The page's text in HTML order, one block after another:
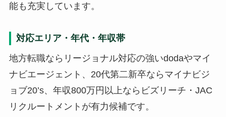
能も充実しています。
対応エリア・年代・年収帯
地方転職ならリージョナル対応の強いdodaやマイ
ナビエージェント、20代第二新卒ならマイナビジ
ョブ20’s、年収800万円以上ならビズリーチ・JAC
リクルートメントが有力候補です。